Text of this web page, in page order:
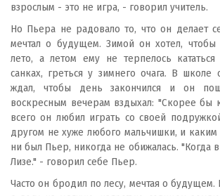
взрослым - это не игра, - говорил учитель.
Но Пьера не радовало то, что он делает
мечтал о будущем. Зимой он хотел, чтобы
лето, а летом ему не терпелось
санках, греться у зимнего очага. В школе
ждал, чтобы день закончился и он
воскресным вечерам вздыхал: "Скорее бы
всего он любил играть со своей
другом не хуже любого мальчишки, и
ни был Пьер, никогда не обижалась. "Когда
Лизе." - говорил себе Пьер.
Часто он бродил по лесу, мечтая о будущем.